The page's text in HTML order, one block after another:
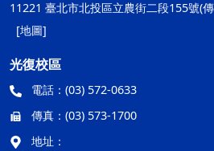
11221 臺北市北投區立農街二段155號(
[地圖]
光復校區
電話： (03) 572-0633
傳真： (03) 573-1700
地址：